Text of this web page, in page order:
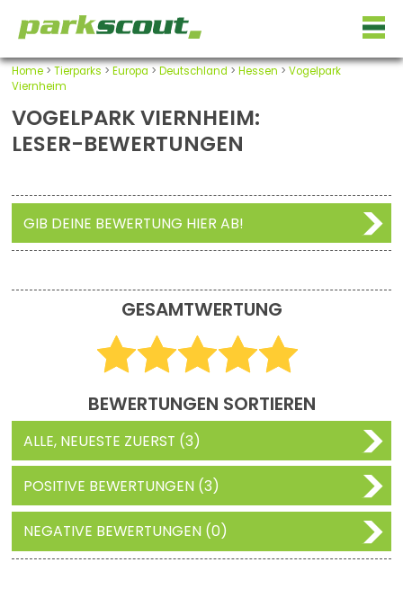
Home> Tierparks > Europa > Deutschland > Hessen > Vogelpark
Viernheim
VOGELPARK VIERNHEIM:
LESER-BEWERTUNGEN
GIB DEINE BEWERTUNG HIER AB!
GESAMTWERTUNG
BEWERTUNGEN SORTIEREN
ALLE, NEUESTE ZUERST (3)
POSITIVE BEWERTUNGEN (3)
NEGATIVE BEWERTUNGEN (0)